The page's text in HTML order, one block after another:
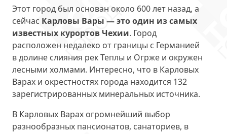
Этот город был основан около 600 лет назад, а
сейчас Карловы Вары — это один из самых
известных курортов Чехии. Город
расположен недалеко от границы с Германией
в долине слияния рек Теплы и Огрже и окружен
лесными холмами. Интересно, что в Карловых
Варах и окрестностях города находится 132
зарегистрированных минеральных источника.
В Карловых Варах огромнейший выбор
разнообразных пансионатов, санаториев, в